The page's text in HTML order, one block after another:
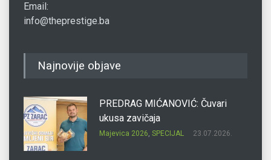
Email:
info@theprestige.ba
Najnovije objave
PREDRAG MIĆANOVIĆ: Čuvari
ukusa zavičaja
Majevica 2026, SPECIJAL 23.07.2026.